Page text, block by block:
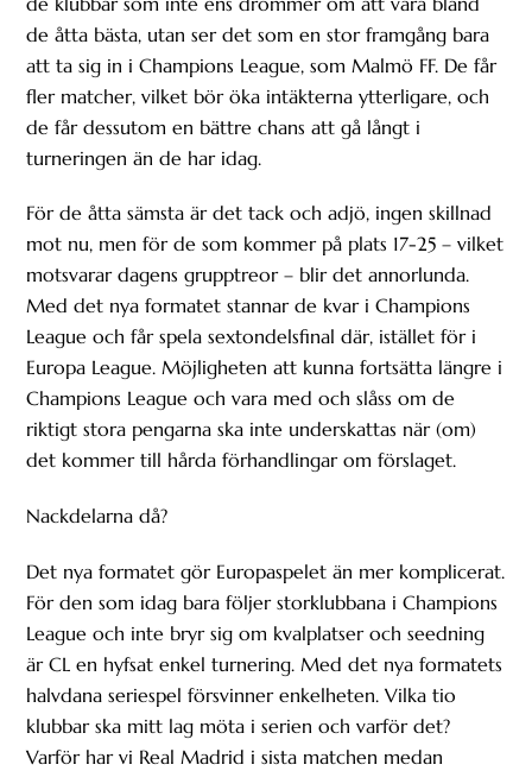
de åtta bästa, utan ser det som en stor framgång bara
att ta sig in i Champions League, som Malmö FF. De får
fler matcher, vilket bör öka intäkterna ytterligare, och
de får dessutom en bättre chans att gå långt i
turneringen än de har idag.
För de åtta sämsta är det tack och adjö, ingen skillnad
mot nu, men för de som kommer på plats 17-25 – vilket
motsvarar dagens grupptreor – blir det annorlunda.
Med det nya formatet stannar de kvar i Champions
League och får spela sextondelsfinal där, istället för i
Europa League. Möjligheten att kunna fortsätta längre i
Champions League och vara med och slåss om de
riktigt stora pengarna ska inte underskattas när (om)
det kommer till hårda förhandlingar om förslaget.
Nackdelarna då?
Det nya formatet gör Europaspelet än mer komplicerat.
För den som idag bara följer storklubbana i Champions
League och inte bryr sig om kvalplatser och seedning
är CL en hyfsat enkel turnering. Med det nya formatets
halvdana seriespel försvinner enkelheten. Vilka tio
klubbar ska mitt lag möta i serien och varför det?
Varför har vi Real Madrid i sista matchen medan